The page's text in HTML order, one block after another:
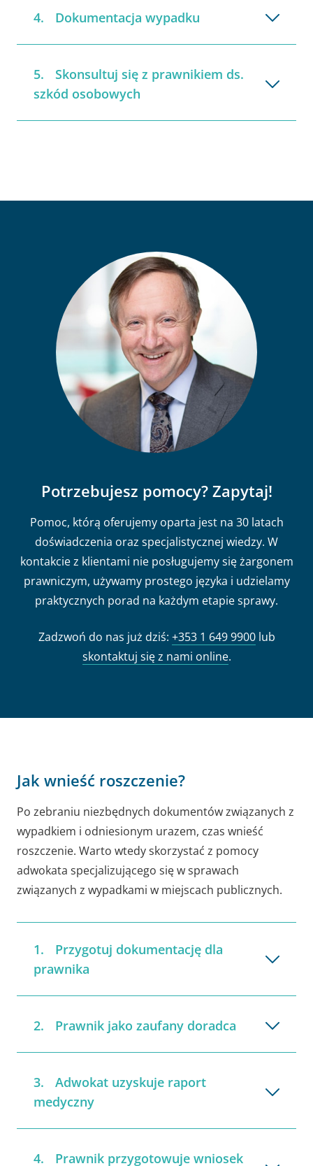
Dokumentacja wypadku
Skonsultuj się z prawnikiem ds.
szkód osobowych
Potrzebujesz pomocy? Zapytaj!
Pomoc, którą oferujemy oparta jest na 30 latach
doświadczenia oraz specjalistycznej wiedzy. W
kontakcie z klientami nie posługujemy się żargonem
prawniczym, używamy prostego języka i udzielamy
praktycznych porad na każdym etapie sprawy.
Zadzwoń do nas już dziś: +353 1 649 9900lub
skontaktuj się z nami online.
Jak wnieść roszczenie?
Po zebraniu niezbędnych dokumentów związanych z
wypadkiem i odniesionym urazem, czas wnieść
roszczenie. Warto wtedy skorzystać z pomocy
adwokata specjalizującego się w sprawach
związanych z wypadkami w miejscach publicznych.
Przygotuj dokumentację dla
prawnika
Prawnik jako zaufany doradca
Adwokat uzyskuje raport
medyczny
Prawnik przygotowuje wniosek